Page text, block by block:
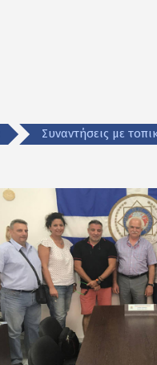
Συναντήσεις με